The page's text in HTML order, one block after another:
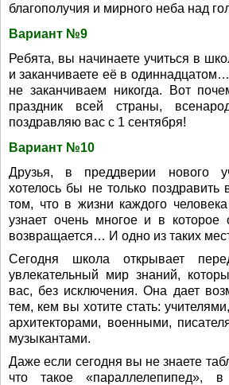
благополучия и мирного неба над
Вариант №9
Ребята, вы начинаете учиться в
и заканчиваете её в
не заканчиваем никогда. Вот
праздник всей страны,
поздравляю вас с 1 сентября!
Вариант №10
Друзья, в преддверии нового
хотелось бы не только поздравить
том, что в жизни каждого
узнает очень многое и в которое
возвращается… И одно из таких
Сегодня школа открывает
увлекательный мир знаний,
вас, без исключения. Она дает
тем, кем вы хотите стать:
архитекторами, военными,
музыкантами.
Даже если сегодня вы не знаете
что такое «параллелепипед»,